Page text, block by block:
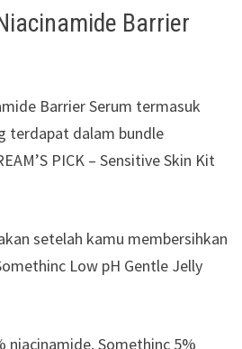
Barrier
Barrier Serum termasuk
terdapat dalam bundle
PICK – Sensitive Skin Kit
setelah kamu membersihkan
Low pH Gentle Jelly
niacinamide, Somethinc 5%